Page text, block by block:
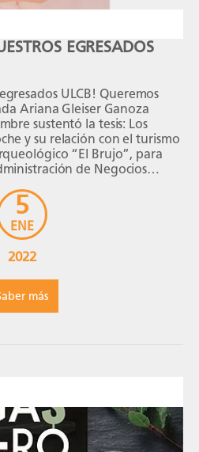
5
ENE
2022
más
EGRESADOS
ULCB! Queremos
Ariana Gleiser Ganoza
sustentó la tesis: Los
y su relación con el turismo
“El Brujo”, para
de Negocios